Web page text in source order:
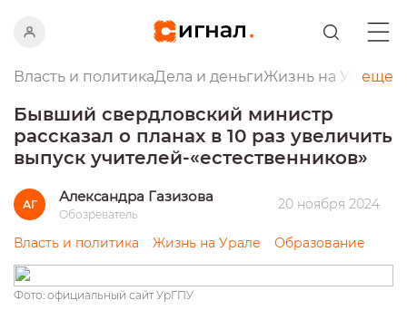
Власть и политикаДела и деньгиЖизнь на Урале
еще
Бывший свердловский министр
рассказал о планах в 10 раз увеличить
выпуск учителей-«естественников»
АГ Александра Газизова
Обозреватель
20 ноября 2024
Власть и политика Жизнь на Урале Образование
Фото: официальный сайт УрГПУ